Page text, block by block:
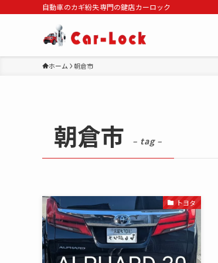
自動車のカギ紛失専門の鍵店カーロック
ホーム 朝倉市
朝倉市 – tag –
トヨタ